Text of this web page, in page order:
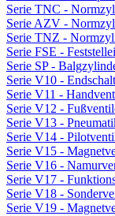
Serie TNC -
Serie AZV -
Serie TNZ -
Serie FSE -
Serie SP -
Serie V10 -
Serie V11 -
Serie V12 -
Serie V13 -
Serie V14 -
Serie V15 -
Serie V16 -
Serie V17 -
Serie V18 -
Serie V19 -